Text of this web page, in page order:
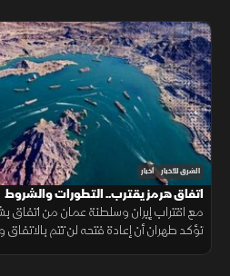
الشرق للأخبار أخبار
اتفاق هرمز يقترب.. التطورات والشروط
مع اقتراب إيران وسلطنة عمان من اتفاق
تؤكد طهران أن إعادة فتحه لن تتم بالاتفاق